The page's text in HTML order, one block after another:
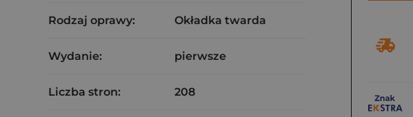
Rodzaj oprawy: Okładka twarda
Wydanie: pierwsze
Liczba stron: 208